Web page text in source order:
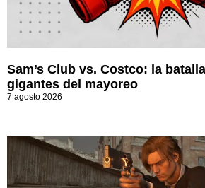
Sam’s Club vs. Costco: la
gigantes del mayoreo
7 agosto 2026